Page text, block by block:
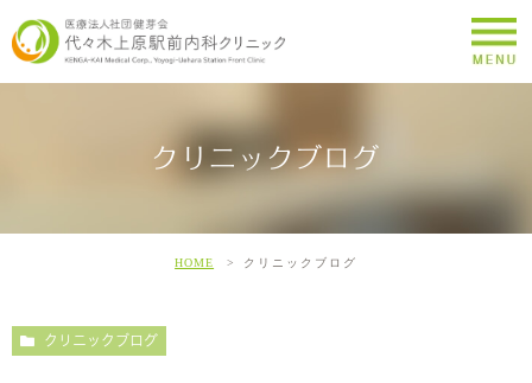
クリニックブログ
HOME クリニックブログ
クリニックブログ